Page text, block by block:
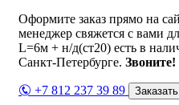
Оформите заказ прямо на
менеджер свяжется с вами
L=6м + н/д(ст20) есть в
Санкт-Петербурге. Звоните!
+7 812 237 39 89 Заказать